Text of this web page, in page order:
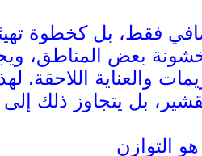
بعض المناطق،
والعناية اللاحقة.